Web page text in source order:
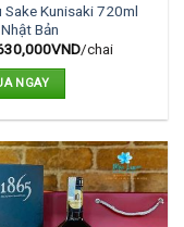
Sake Kunisaki 720ml
Bản
VND/chai
NGAY